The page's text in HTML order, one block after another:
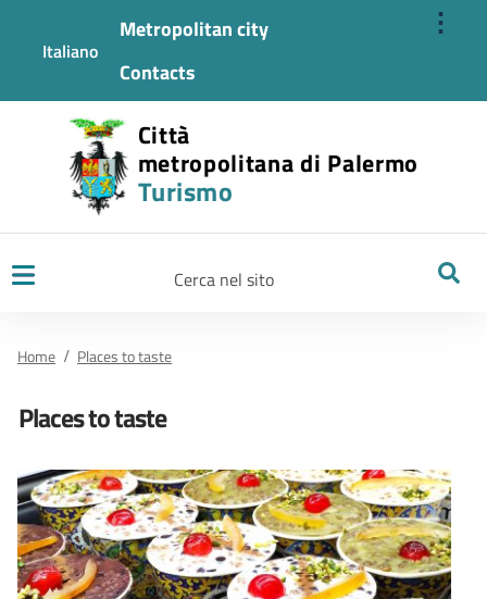
⋮
Italiano
Metropolitan city
Contacts
Città
metropolitana di Palermo
Turismo
Home Places to taste
Places to taste